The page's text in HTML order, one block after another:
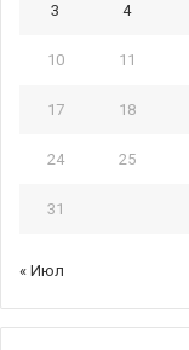
3 4
10 11
17 18
24 25
31
« Июл